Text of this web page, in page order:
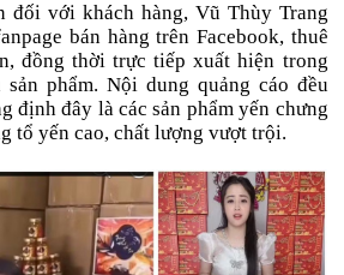
đối với khách hàng, Vũ Thùy Trang
bán hàng trên Facebook, thuê
đồng thời trực tiếp xuất hiện trong
phẩm. Nội dung quảng cáo đều
định đây là các sản phẩm yến chưng
tổ yến cao, chất lượng vượt trội.